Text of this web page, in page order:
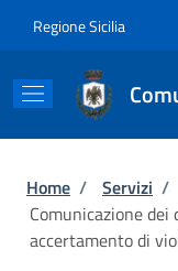
Regione Sicilia
Briciole
Home / Servizi /
Comunicazione
accertamento di